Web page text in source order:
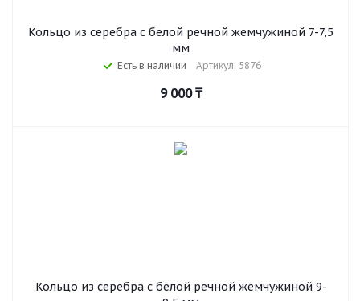
Кольцо из серебра с белой речной жемчужиной 7-7,5
мм
Есть в наличии Артикул: 5876
9 000₸
Кольцо из серебра с белой речной жемчужиной 9-